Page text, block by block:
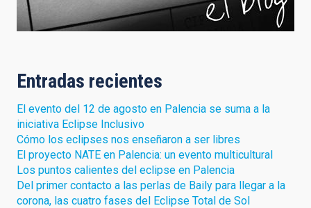
Entradas recientes
El evento del 12 de agosto en Palencia se suma a la
iniciativa Eclipse Inclusivo
Cómo los eclipses nos enseñaron a ser libres
El proyecto NATE en Palencia: un evento multicultural
Los puntos calientes del eclipse en Palencia
Del primer contacto a las perlas de Baily para llegar a la
corona, las cuatro fases del Eclipse Total de Sol